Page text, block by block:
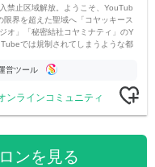
禁止区域解放。ようこそ、YouTub
限界を超えた聖域へ「コヤッキース
オ」「秘密結社コヤミナティ」のY
では規制されてしまうような都
開。
営ツール
ンラインコミュニティ
ンを見る